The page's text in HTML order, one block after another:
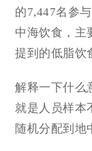
的7,447名参
中海饮食，主
提到的低脂饮
解释一下什么
就是人员样本
随机分配到地